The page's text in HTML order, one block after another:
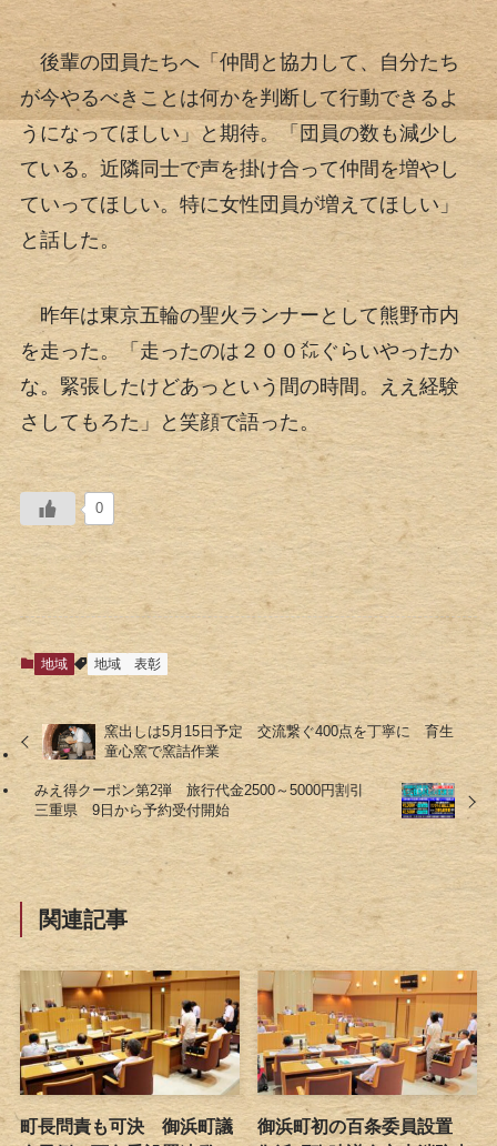
後輩の団員たちへ「仲間と協力して、自分たち
が今やるべきことは何かを判断して行動できるよ
うになってほしい」と期待。「団員の数も減少し
ている。近隣同士で声を掛け合って仲間を増やし
ていってほしい。特に女性団員が増えてほしい」
と話した。
昨年は東京五輪の聖火ランナーとして熊野市内
を走った。「走ったのは２００㍍ぐらいやったか
な。緊張したけどあっという間の時間。ええ経験
さしてもろた」と笑顔で語った。
0
地域 地域 表彰
窯出しは5月15日予定 交流繋ぐ400点を丁寧に 育生
童心窯で窯詰作業
みえ得クーポン第2弾 旅行代金2500～5000円割引
三重県 9日から予約受付開始
関連記事
町長問責も可決 御浜町議
御浜町初の百条委員設置